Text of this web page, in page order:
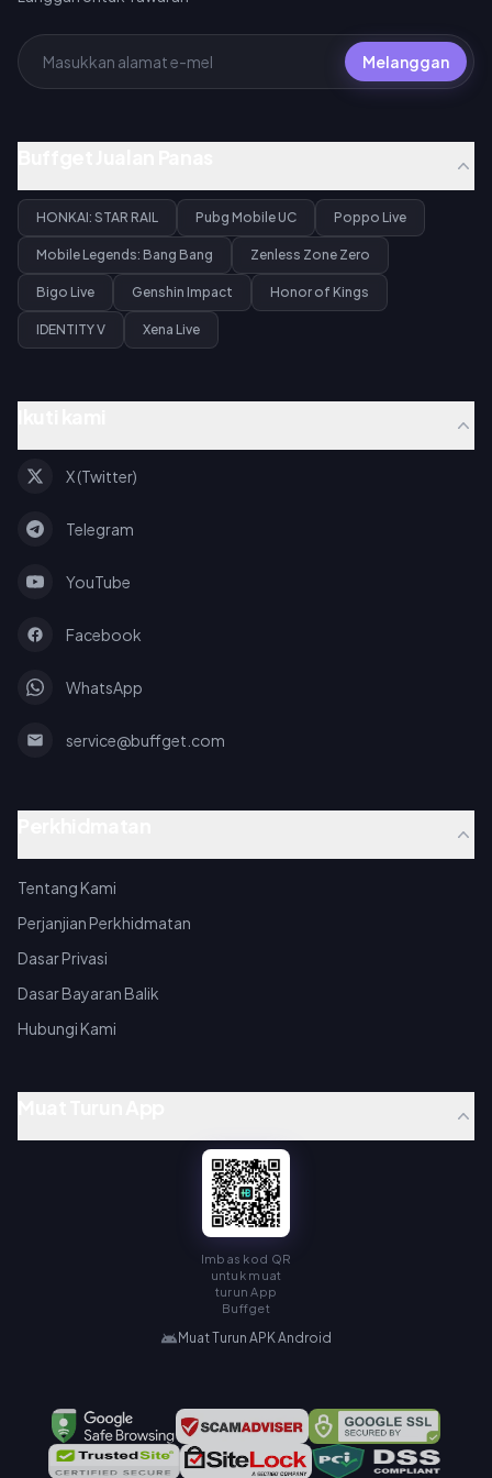
Melanggan
HONKAI: STAR RAIL Pubg Mobile UC Poppo Live
Mobile Legends: Bang Bang Zenless Zone Zero
Bigo Live Genshin Impact Honor of Kings
IDENTITY V Xena Live
X (Twitter)
Telegram
YouTube
Facebook
WhatsApp
service@buffget.com
Tentang Kami
Perjanjian Perkhidmatan
Dasar Privasi
Dasar Bayaran Balik
Hubungi Kami
Imbas kod QR
untuk muat
turun App
Buffget
Muat Turun APK Android